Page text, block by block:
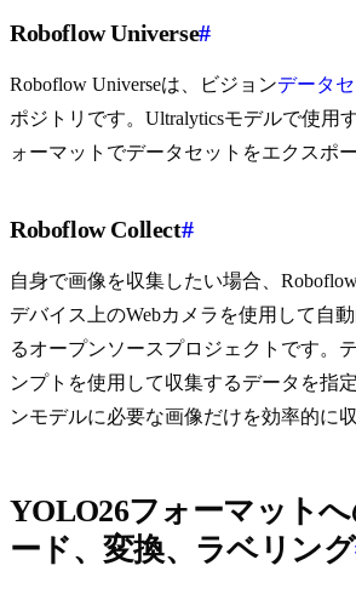
Roboflow Universe#
Roboflow Universeは、ビジョンデータセ
ポジトリです。Ultralyticsモデルで使用
ォーマットでデータセットをエクスポ
Roboflow Collect#
自身で画像を収集したい場合、
デバイス上のWebカメラを使用して自
るオープンソースプロジェクトです。
ンプトを使用して収集するデータを指
ンモデルに必要な画像だけを効率的に
YOLO26フォーマット
ード、変換、ラベリング